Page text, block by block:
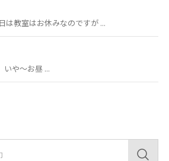
は教室はお休みなのですが ...
や～お昼 ...